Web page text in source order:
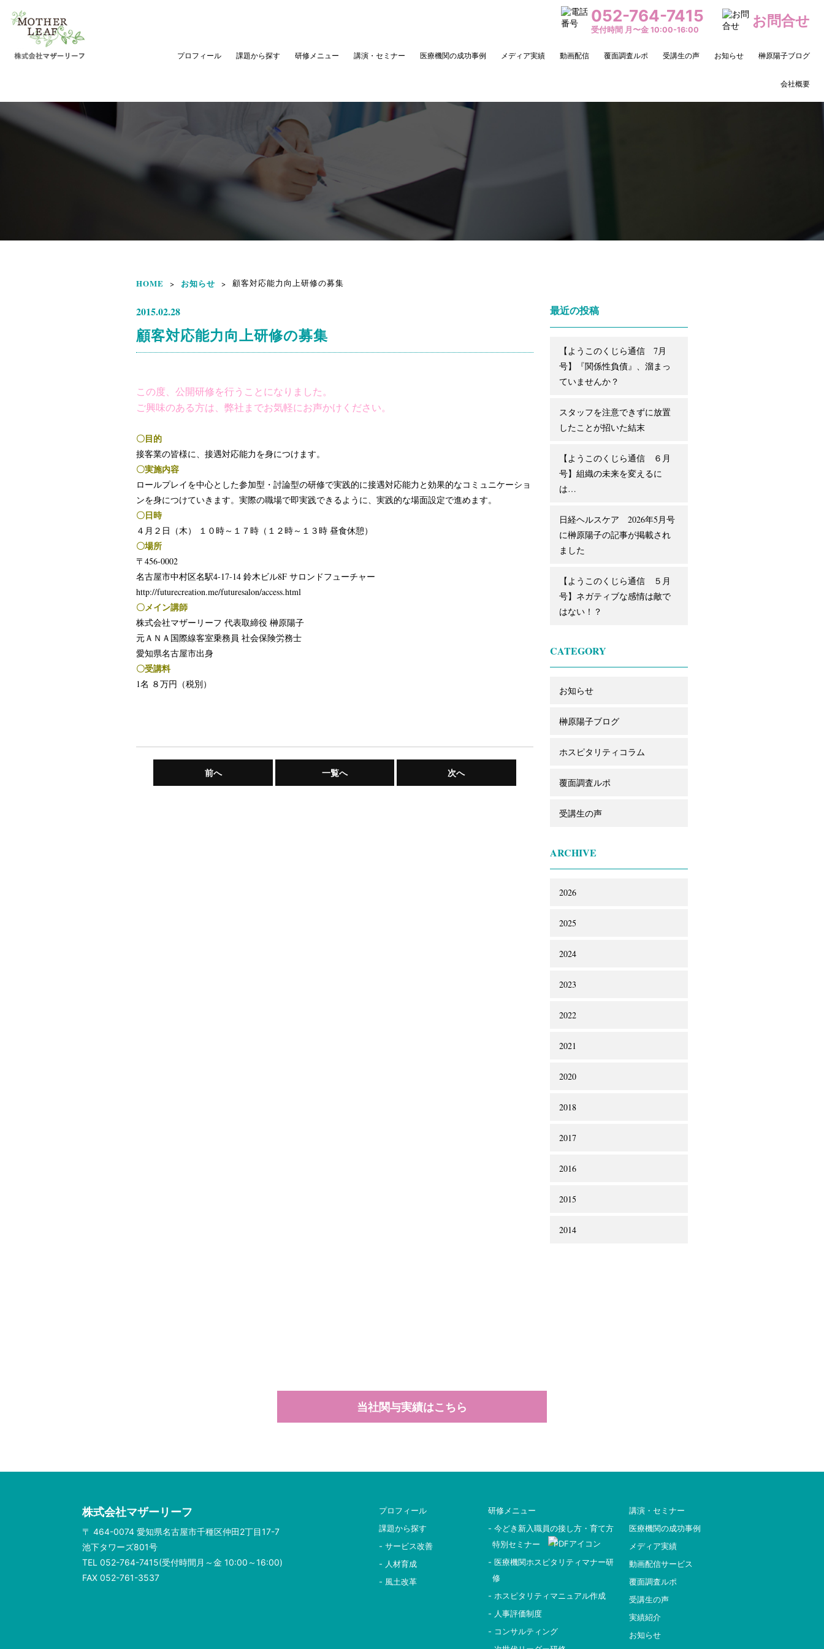
052-764-7415
受付時間 月〜金 10:00-16:00
お問合せ
プロフィール 課題から探す 研修メニュー 講演・セミナー 医療機関の成功事例 メディア実績 動画配信 覆面調査ルポ 受講生の声 お知らせ 榊原陽子ブログ
会社概要
HOME > お知らせ > 顧客対応能力向上研修の募集
2015.02.28
顧客対応能力向上研修の募集
この度、公開研修を行うことになりました。
ご興味のある方は、弊社までお気軽にお声かけください。
〇目的
接客業の皆様に、接遇対応能力を身につけます。
〇実施内容
ロールプレイを中心とした参加型・討論型の研修で実践的に接遇対応能力と効果的なコミュニケーショ
ンを身につけていきます。実際の職場で即実践できるように、実践的な場面設定で進めます。
〇日時
４月２日（木） １０時～１７時（１２時～１３時 昼食休憩）
〇場所
〒456-0002
名古屋市中村区名駅4-17-14 鈴木ビル8F サロンドフューチャー
http://futurecreation.me/futuresalon/access.html
〇メイン講師
株式会社マザーリーフ 代表取締役 榊原陽子
元ＡＮＡ国際線客室乗務員 社会保険労務士
愛知県名古屋市出身
〇受講料
1名 ８万円（税別）
前へ 一覧へ 次へ
最近の投稿
【ようこのくじら通信 7月
号】『関係性負債』、溜まっ
ていませんか？
スタッフを注意できずに放置
したことが招いた結末
【ようこのくじら通信 ６月
号】組織の未来を変えるに
は…
日経ヘルスケア 2026年5月号
に榊原陽子の記事が掲載され
ました
【ようこのくじら通信 ５月
号】ネガティブな感情は敵で
はない！？
CATEGORY
お知らせ
榊原陽子ブログ
ホスピタリティコラム
覆面調査ルポ
受講生の声
ARCHIVE
2026
2025
2024
2023
2022
2021
2020
2018
2017
2016
2015
2014
当社関与実績はこちら
株式会社マザーリーフ
〒 464-0074 愛知県名古屋市千種区仲田2丁目17-7
池下タワーズ801号
TEL 052-764-7415(受付時間月～金 10:00～16:00)
FAX 052-761-3537
プロフィール
課題から探す
- サービス改善
- 人材育成
- 風土改革
研修メニュー
- 今どき新入職員の接し方・育て方
特別セミナー
- 医療機関ホスピタリティマナー研
修
- ホスピタリティマニュアル作成
- 人事評価制度
- コンサルティング
講演・セミナー
医療機関の成功事例
メディア実績
動画配信サービス
覆面調査ルポ
受講生の声
実績紹介
お知らせ